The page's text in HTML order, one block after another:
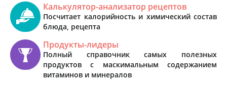
Калькулятор-анализатор рецептов
Посчитает калорийность и химический состав
блюда, рецепта
Продукты-лидеры
Полный справочник самых полезных
продуктов с маскимальным содержанием
витаминов и минералов